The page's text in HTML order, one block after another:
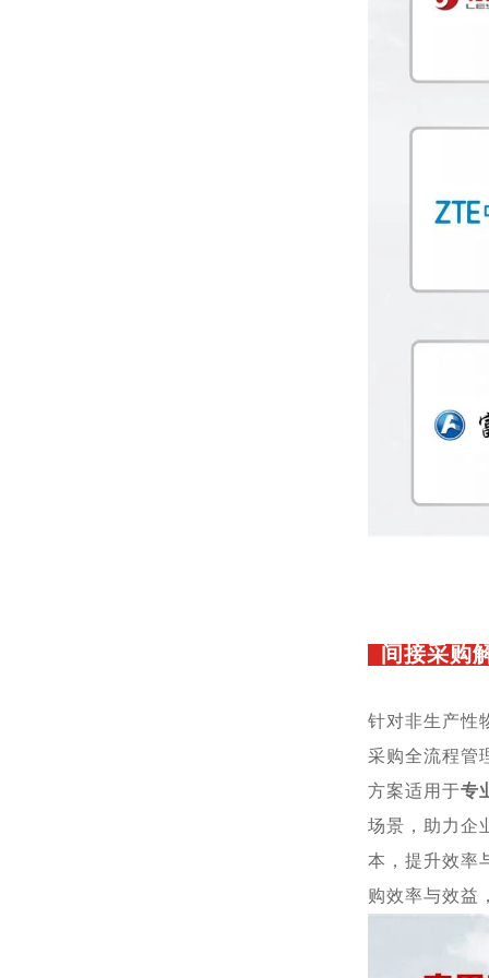
间接采购
针对非生产性
采购全流程管
方案适用于专
场景，助力企
本，提升效率
购效率与效益